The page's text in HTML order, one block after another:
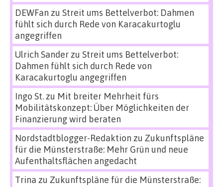
DEWFan zu Streit ums Bettelverbot: Dahmen
fühlt sich durch Rede von Karacakurtoglu
angegriffen
Ulrich Sanderzu Streit ums Bettelverbot:
Dahmen fühlt sich durch Rede von
Karacakurtoglu angegriffen
Ingo St.zu Mit breiter Mehrheit fürs
Mobilitätskonzept: Über Möglichkeiten der
Finanzierung wird beraten
Nordstadtblogger-Redaktion zu Zukunftspläne
für die Münsterstraße: Mehr Grün und neue
Aufenthaltsflächen angedacht
Trina zu Zukunftspläne für die Münsterstraße: